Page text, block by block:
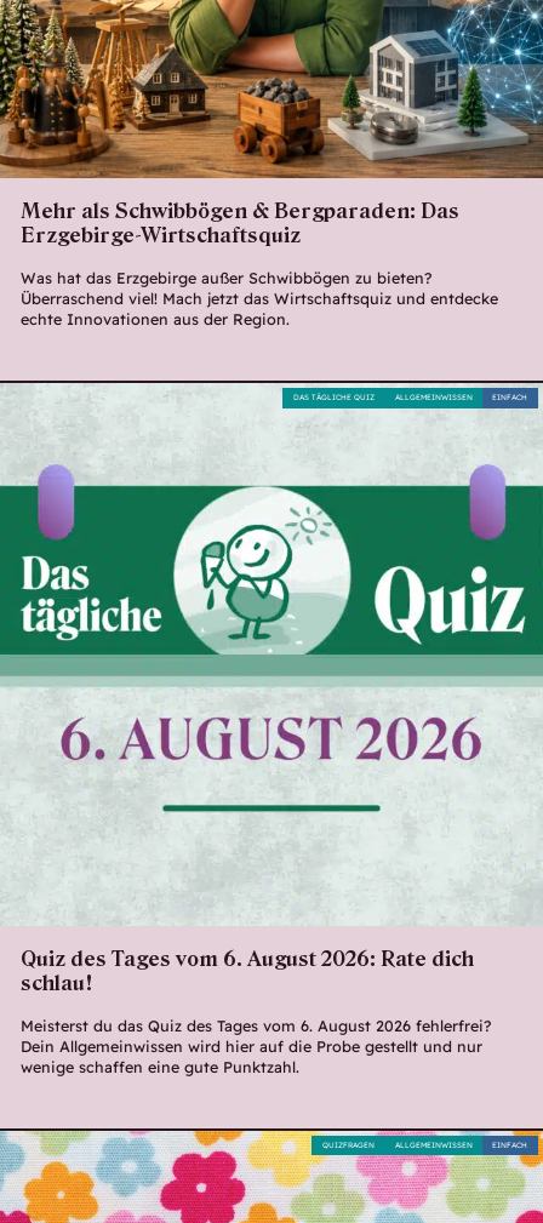
Mehr als Schwibbögen & Bergparaden: Das
Erzgebirge-Wirtschaftsquiz
Was hat das Erzgebirge außer Schwibbögen zu bieten?
Überraschend viel! Mach jetzt das Wirtschaftsquiz und entdecke
echte Innovationen aus der Region.
Quiz des Tages vom 6. August 2026: Rate dich
schlau!
Meisterst du das Quiz des Tages vom 6. August 2026 fehlerfrei?
Dein Allgemeinwissen wird hier auf die Probe gestellt und nur
wenige schaffen eine gute Punktzahl.
EINFACH
ALLGEMEINWISSEN
DAS TÄGLICHE QUIZ
EINFACH
ALLGEMEINWISSEN
QUIZFRAGEN